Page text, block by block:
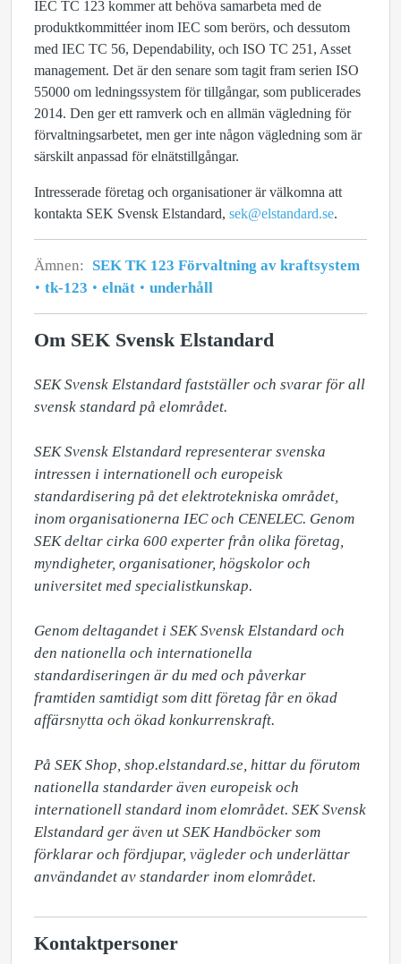
IEC TC 123 kommer att behöva samarbeta med de
produktkommittéer inom IEC som berörs, och dessutom
med IEC TC 56, Dependability, och ISO TC 251, Asset
management. Det är den senare som tagit fram serien ISO
55000 om ledningssystem för tillgångar, som publicerades
2014. Den ger ett ramverk och en allmän vägledning för
förvaltningsarbetet, men ger inte någon vägledning som är
särskilt anpassad för elnätstillgångar.
Intresserade företag och organisationer är välkomna att
kontakta SEK Svensk Elstandard, sek@elstandard.se.
Ämnen: SEK TK 123 Förvaltning av kraftsystem
tk-123
elnät underhåll
Om SEK Svensk Elstandard
SEK Svensk Elstandard fastställer och svarar för all
svensk standard på elområdet.
SEK Svensk Elstandard representerar svenska
intressen i internationell och europeisk
standardisering på det elektrotekniska området,
inom organisationerna IEC och CENELEC. Genom
SEK deltar cirka 600 experter från olika företag,
myndigheter, organisationer, högskolor och
universitet med specialistkunskap.
Genom deltagandet i SEK Svensk Elstandard och
den nationella och internationella
standardiseringen är du med och påverkar
framtiden samtidigt som ditt företag får en ökad
affärsnytta och ökad konkurrenskraft.
På SEK Shop, shop.elstandard.se, hittar du förutom
nationella standarder även europeisk och
internationell standard inom elområdet. SEK Svensk
Elstandard ger även ut SEK Handböcker som
förklarar och fördjupar, vägleder och underlättar
användandet av standarder inom elområdet.
Kontaktpersoner